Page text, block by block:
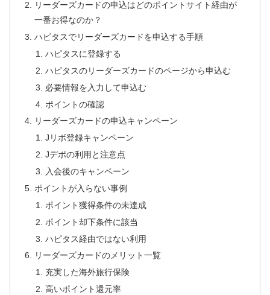
リーダーズカードの申込はどのポイントサイト経由が
一番お得なのか？
ハピタスでリーダーズカードを申込する手順
ハピタスに登録する
ハピタスのリーダーズカードのページから申込む
必要情報を入力して申込む
ポイントの確認
リーダーズカードの申込キャンペーン
Jリボ登録キャンペーン
Jデポの利用と注意点
入会後のキャンペーン
ポイントが入らない事例
ポイント獲得条件の未達成
ポイント却下条件に該当
ハピタス経由ではない利用
リーダーズカードのメリット一覧
充実した海外旅行保険
高いポイント還元率